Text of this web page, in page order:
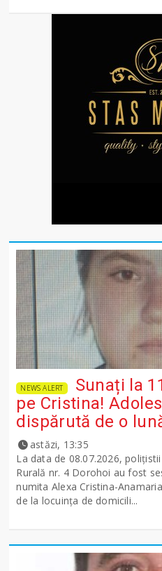
NEWS ALERT
Sunați la
pe Cristina!
dispărută de o
astăzi, 13:35
La data de 08.07.2026,
Rurală nr. 4 Dorohoi au fost
numita Alexa Cristina-
de la locuința de domicili...